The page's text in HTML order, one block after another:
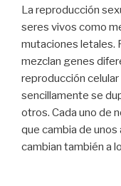
La reproducción
seres vivos como
mutaciones letales.
mezclan genes
reproducción
sencillamente se
otros. Cada uno de
que cambia de
cambian también a